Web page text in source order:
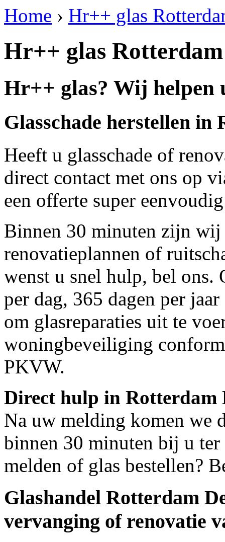
Home › Hr++ glas
Hr++ glas
Hr++ glas? Wij helpen
Glasschade herstellen in
Heeft u glasschade of
direct contact met ons op
een offerte super
Binnen 30 minuten zijn wij
renovatieplannen of
wenst u snel hulp, bel ons.
per dag, 365 dagen per
om glasreparaties uit te
woningbeveiliging
PKVW.
Direct hulp in Rotterdam
Na uw melding komen we
binnen 30 minuten bij u ter
melden of glas bestellen?
Glashandel Rotterdam
vervanging of renovatie